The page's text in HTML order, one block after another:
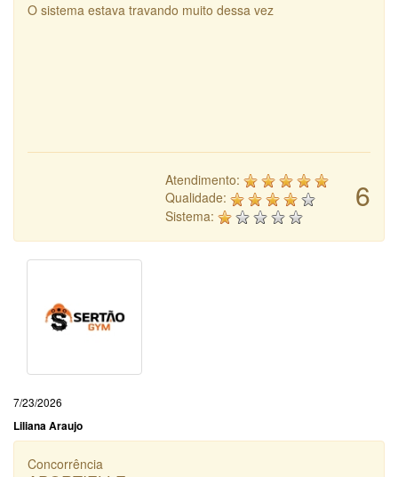
O sistema estava travando muito dessa vez
6
Atendimento:
Qualidade:
Sistema:
7/23/2026
Liliana Araujo
Concorrência